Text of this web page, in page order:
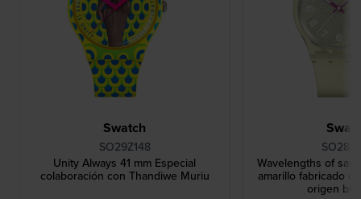
Swatch
SO29Z148
Unity Always 41 mm Especial
colaboración con Thandiwe Muriu
Wavelengths of
amarillo fabricado
origen